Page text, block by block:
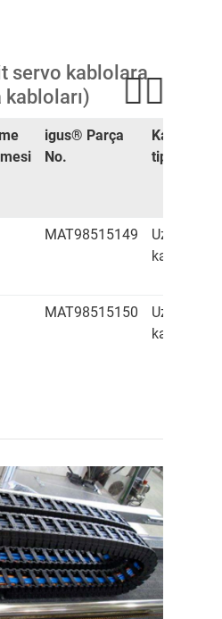
servo kablolara
igus® Parça
No.
Kablo
tipi
MAT98515149
Uzatma
kablosu
MAT98515150
Uzatma
kablosu